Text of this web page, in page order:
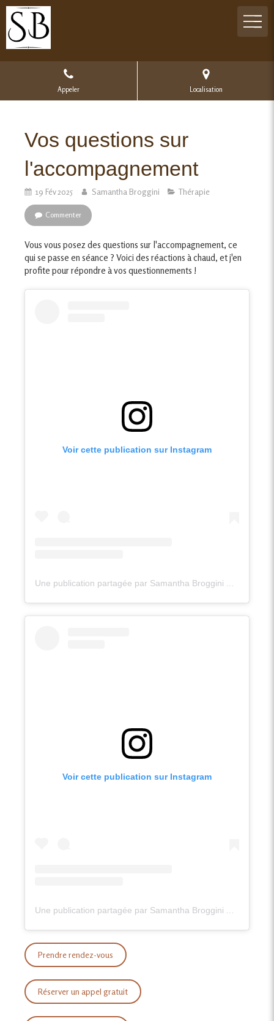
Appeler Localisation
Vos questions sur
l'accompagnement
19 Fév 2025 Samantha Broggini Thérapie
Commenter
Vous vous posez des questions sur l'accompagnement, ce
qui se passe en séance ? Voici des réactions à chaud, et j'en
profite pour répondre à vos questionnements !
Voir cette publication sur Instagram
Une publication partagée par Samantha Broggini Accompagnement PMA Périnatalité (@samantha.pma.perinatalite)
Voir cette publication sur Instagram
Une publication partagée par Samantha Broggini Accompagnement PMA Périnatalité (@samantha.pma.perinatalite)
Prendre rendez-vous
Réserver un appel gratuit